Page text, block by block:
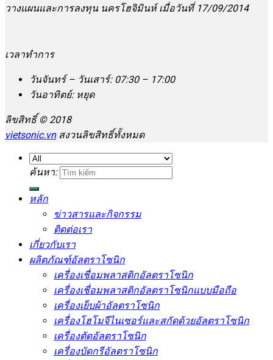
วางแผนและการลงทุน นครโฮจิมินห์ เมื่อวันที่ 17/09/2014
เวลาทำการ
วันจันทร์ – วันเสาร์: 07:30 – 17:00
วันอาทิตย์: หยุด
ลิขสิทธิ์ © 2018
vietsonic.vnสงวนลิขสิทธิ์ทั้งหมด
ค้นหา:
หลัก
ข่าวสารและกิจกรรม
ติดต่อเรา
เกี่ยวกับเรา
ผลิตภัณฑ์อัลตราโซนิก
เครื่องเชื่อมพลาสติกอัลตราโซนิก
เครื่องเชื่อมพลาสติกอัลตราโซนิกแบบมือถือ
เครื่องเย็บผ้าอัลตราโซนิก
เครื่องโฮโมจีไนเซอร์และสกัดด้วยอัลตราโซนิก
เครื่องตัดอัลตราโซนิก
เครื่องบัดกรีอัลตราโซนิก